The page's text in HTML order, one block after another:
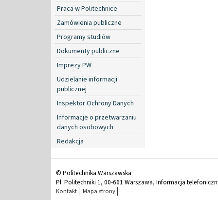
Praca w Politechnice
Zamówienia publiczne
Programy studiów
Dokumenty publiczne
Imprezy PW
Udzielanie informacji
publicznej
Inspektor Ochrony Danych
Informacje o przetwarzaniu
danych osobowych
Redakcja
© Politechnika Warszawska
Pl. Politechniki 1, 00-661 Warszawa, Informacja
Kontakt Mapa strony